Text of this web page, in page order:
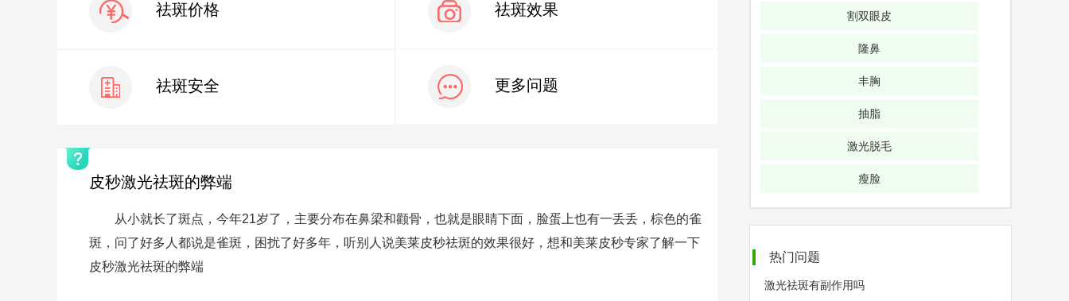
祛斑价格 祛斑效果
祛斑安全 更多问题
皮秒激光祛斑的弊端
从小就长了斑点，今年21岁了，主要分布在鼻梁和颧骨，也就是眼睛下面，脸蛋上也有一丢丢，棕色的雀
斑，问了好多人都说是雀斑，困扰了好多年，听别人说美莱皮秒祛斑的效果很好，想和美莱皮秒专家了解一下
皮秒激光祛斑的弊端
割双眼皮
隆鼻
丰胸
抽脂
激光脱毛
瘦脸
热门问题
激光祛斑有副作用吗